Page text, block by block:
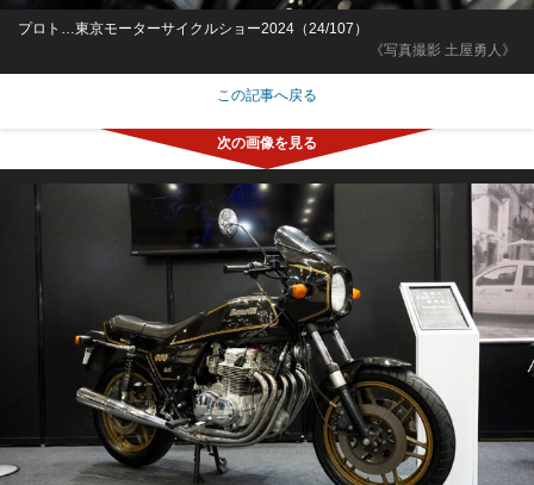
《写真撮影 土屋勇人》
プロト…東京モーターサイクルショー2024（24/107）
この記事へ戻る